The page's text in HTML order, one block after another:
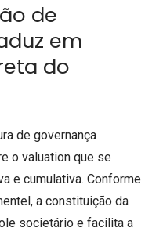
de
em
do
de governança
o valuation que se
e cumulativa. Conforme
a constituição da
societário e facilita a